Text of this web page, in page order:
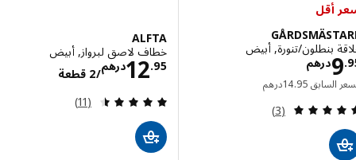
أقل
بنطلون/تنورة, أبيض
درهمالاسعار درهم 9.95
السابق درهم14 .95 السعر السابق درهم 14.95
مراجعة: 5 من أصل 5 نجوم. إجمالي المراجعات:
(3)
ALFTA
خطاف لاصق لبرواز, أبيض
درهم12 /2 قطعة الاسعار درهم
مراجعة: 4.5 من أصل 5 نجوم. إجمالي المراجعات:
(11)